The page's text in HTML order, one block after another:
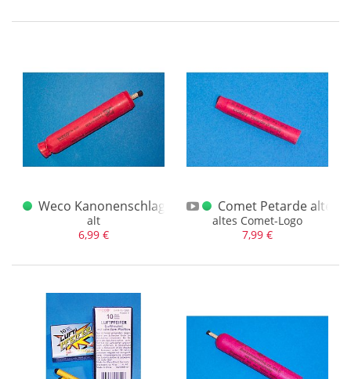
Weco Kanonenschlag groß gewürgt Logo 2005
alt
6,99 €
Comet Petarde altes
altes Comet-Logo
7,99 €